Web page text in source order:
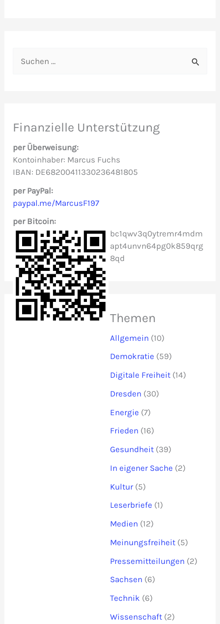
e
n
a
c
h
:
Finanzielle Unterstützung
per Überweisung:
Kontoinhaber: Marcus Fuchs
IBAN: DE68200411330236481805
per PayPal:
paypal.me/MarcusF197
per Bitcoin:
bc1qwv3q0ytremr4mdm
apt4unvn64pg0k859qrg
8qd
Themen
Allgemein (10)
Demokratie (59)
Digitale Freiheit (14)
Dresden (30)
Energie (7)
Frieden (16)
Gesundheit (39)
In eigener Sache (2)
Kultur (5)
Leserbriefe (1)
Medien (12)
Meinungsfreiheit (5)
Pressemitteilungen (2)
Sachsen (6)
Technik (6)
Wissenschaft (2)